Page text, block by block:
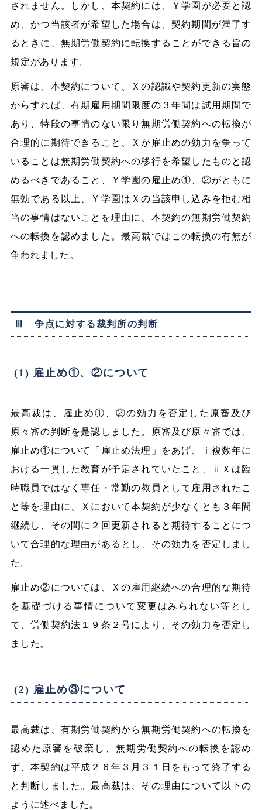
されません。しかし、本契約には、Ｙ学園が必要と認
め、かつ当該者が希望した場合は、契約期間が満了す
るときに、無期労働契約に転換することができる旨の
規定があります。
原審は、本契約について、Ｘの認識や契約更新の実態
からすれば、有期雇用期間限度の３年間は試用期間で
あり、特段の事情のない限り無期労働契約への転換が
合理的に期待できること、Ｘが雇止めの効力を争って
いることは無期労働契約への移行を希望したものと認
めるべきであること、Ｙ学園の雇止め①、②がともに
無効である以上、Ｙ学園はＸの当該申し込みを拒む相
当の事情はないことを理由に、本契約の無期労働契約
への転換を認めました。最高裁ではこの転換の有無が
争われました。
Ⅲ 争点に対する裁判所の判断
(1) 雇止め①、②について
最高裁は、雇止め①、②の効力を否定した原審及び
原々審の判断を是認しました。原審及び原々審では、
雇止め①について「雇止め法理」をあげ、ⅰ複数年に
おける一貫した教育が予定されていたこと、ⅱＸは臨
時職員ではなく専任・常勤の教員として雇用されたこ
と等を理由に、Ｘにおいて本契約が少なくとも３年間
継続し、その間に２回更新されると期待することにつ
いて合理的な理由があるとし、その効力を否定しまし
た。
雇止め②については、Ｘの雇用継続への合理的な期待
を基礎づける事情について変更はみられない等とし
て、労働契約法１９条２号により、その効力を否定し
ました。
(2) 雇止め③について
最高裁は、有期労働契約から無期労働契約への転換を
認めた原審を破棄し、無期労働契約への転換を認め
ず、本契約は平成２６年３月３１日をもって終了する
と判断しました。最高裁は、その理由について以下の
ように述べました。